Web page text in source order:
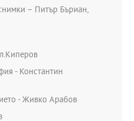
– Питър Бъриан,
- Константин
- Живко Арабов